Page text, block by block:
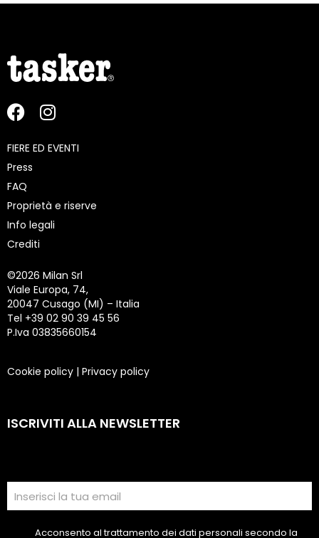
FIERE ED EVENTI
Press
FAQ
Proprietà e riserve
Info legali
Crediti
©2026 Milan Srl
Viale Europa, 74,
20047 Cusago (MI) – Italia
Tel +39 02 90 39 45 56
P.Iva 03835660154
Cookie policy | Privacy policy
ISCRIVITI ALLA NEWSLETTER
Acconsento al trattamento dei dati personali secondo la